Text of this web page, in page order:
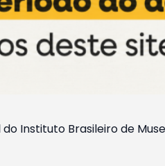
Instituto Brasileiro de